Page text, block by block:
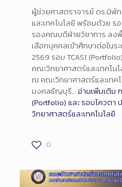
ผู้ช่วยศาสตราจารย์ ดร.นิ
และเทคโนโลยี พร้อมด้วย
รองคณบดีฝ่ายวิชาการ ลง
เลือกบุคคลเข้าศึกษาต่อใน
2569 รอบ TCAS1
คณะวิทยาศาสตร์และเทคโน
ณ คณะวิทยาศาสตร์และเทค
มงคลธัญบุรี…อ่านเพิ่มเติม
(Portfolio) และ รอบโควต
วิทยาศาสตร์และเทคโนโลยี
0